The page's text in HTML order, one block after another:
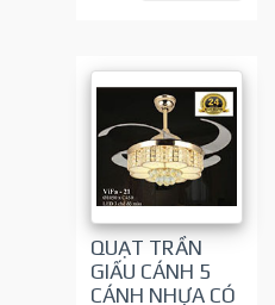
QUẠT TRẦN
GIẤU CÁNH 5
CÁNH NHỰA CÓ